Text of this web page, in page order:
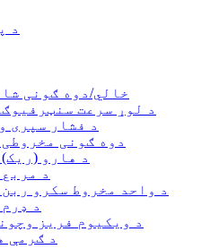
د
خالي/دوه ګونی
د لوړ سرعت
د فشار سپری
دوه ګونی
د هارو
د
د واحد مخروط سکرو
د
د ویکیوم فریز
د ګرمې